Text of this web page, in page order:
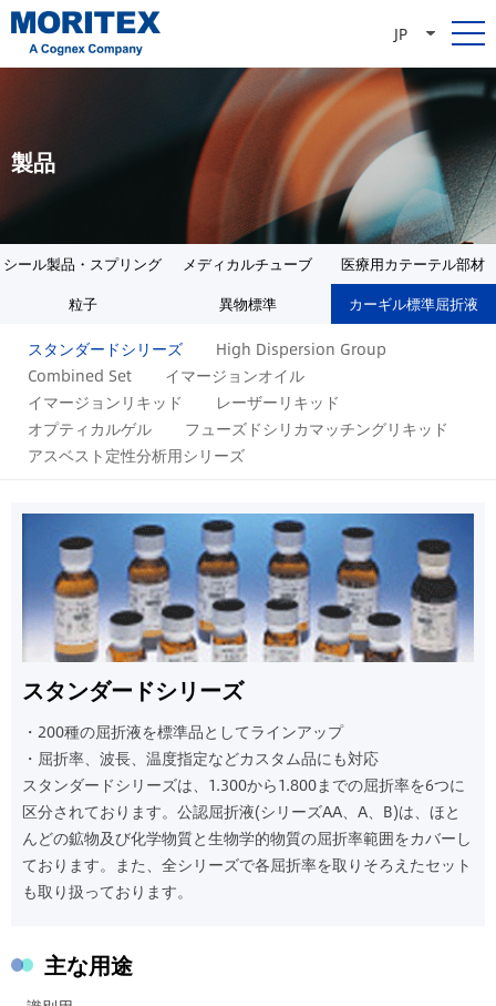
JP
製品
シール製品・スプリング
製品
メディカルチューブ
医療用カテーテル部材
粒子
異物標準 カーギル標準屈折液
スタンダードシリーズ
High Dispersion Group
Combined Set
イマージョンオイル
イマージョンリキッド
レーザーリキッド
オプティカルゲル
フューズドシリカマッチングリキッド
アスベスト定性分析用シリーズ
スタンダードシリーズ
・200種の屈折液を標準品としてラインアップ
・屈折率、波長、温度指定などカスタム品にも対応
スタンダードシリーズは、1.300から1.800までの屈折率を6つに
区分されております。 公認屈折液(シリーズAA、A、B)は、ほと
んどの鉱物及び化学物質と生物学的物質の屈折率範囲をカバーし
ております。 また、全シリーズで各屈折率を取りそろえたセット
も取り扱っております。
主な用途